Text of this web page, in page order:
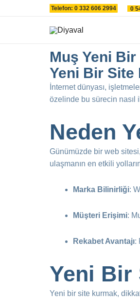
Telefon: 0 332 606 2994 0
Muş Yeni
Yeni Bir Site
İnternet dünyası,
özelinde bu sürecin nasıl
Neden
Günümüzde bir web
ulaşmanın en etkili
Marka Bilinirliği:
Müşteri Erişimi:
Rekabet Avantajı:
Yeni Bir
Yeni bir site kurmak,